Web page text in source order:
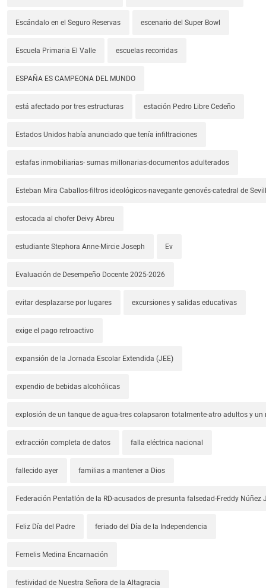
Escándalo en el Seguro Reservas escenario del Super Bowl
Escuela Primaria El Valle escuelas recorridas
ESPAÑA ES CAMPEONA DEL MUNDO
está afectado por tres estructuras estación Pedro Libre Cedeño
Estados Unidos había anunciado que tenía infiltraciones
estafas inmobiliarias- sumas millonarias-documentos adulterados
Esteban Mira Caballos-filtros ideológicos-navegante genovés-catedral de
estocada al chofer Deivy Abreu
estudiante Stephora Anne-Mircie Joseph Ev
Evaluación de Desempeño Docente 2025-2026
evitar desplazarse por lugares excursiones y salidas educativas
exige el pago retroactivo
expansión de la Jornada Escolar Extendida (JEE)
expendio de bebidas alcohólicas
explosión de un tanque de agua-tres colapsaron totalmente-atro adultos y un
extracción completa de datos falla eléctrica nacional
fallecido ayer familias a mantener a Dios
Federación Pentatlón de la RD-acusados de presunta falsedad-Freddy Núñez
Feliz Día del Padre feriado del Día de la Independencia
Fernelis Medina Encarnación
festividad de Nuestra Señora de la Altagracia